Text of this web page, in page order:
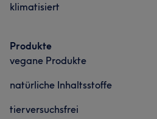
klimatisiert
Produkte
vegane Produkte
natürliche Inhaltsstoffe
tierversuchsfrei